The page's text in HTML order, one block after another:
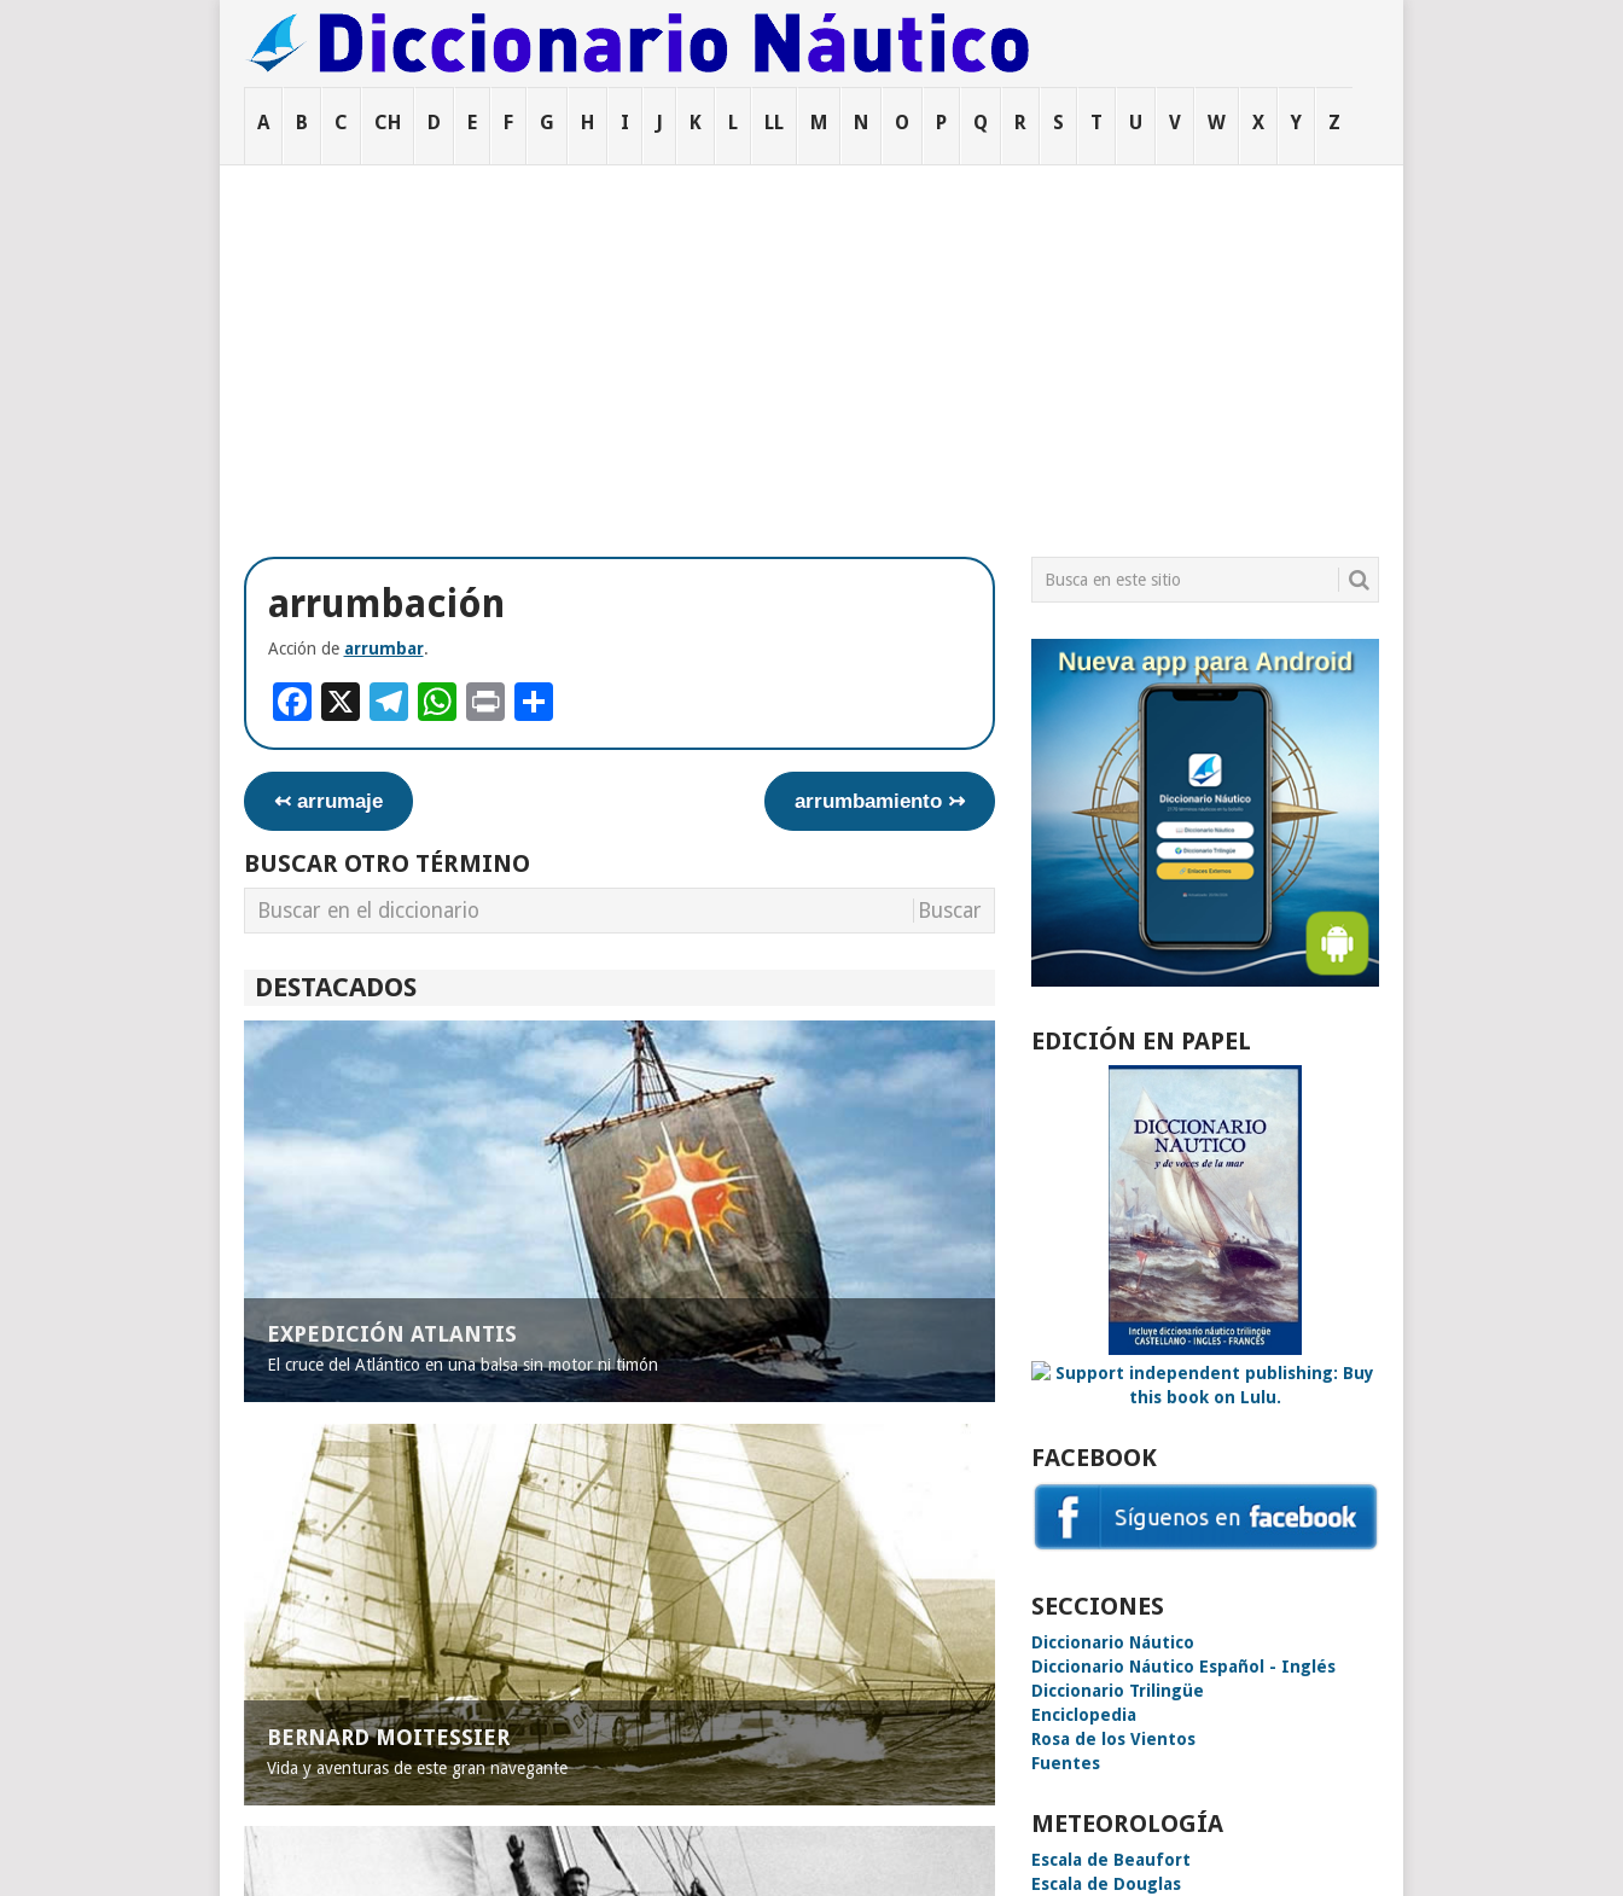
A B C CH D E F G H I J K L LL M N O P Q R S T U V W X Y Z
arrumbación
Acción de arrumbar.
Facebook
X Telegram
WhatsApp
PrintCompartir
↢ arrumaje arrumbamiento ↣
BUSCAR OTRO TÉRMINO
DESTACADOS
EXPEDICIÓN ATLANTIS
El cruce del Atlántico en una balsa sin motor ni timón
BERNARD MOITESSIER
Vida y aventuras de este gran navegante
EDICIÓN EN PAPEL
FACEBOOK
SECCIONES
Diccionario Náutico
Diccionario Náutico Español - Inglés
Diccionario Trilingüe
Enciclopedia
Rosa de los Vientos
Fuentes
METEOROLOGÍA
Escala de Beaufort
Escala de Douglas